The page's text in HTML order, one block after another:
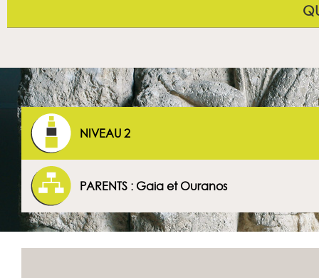
NIVEAU 2
PARENTS : Gaia et Ouranos